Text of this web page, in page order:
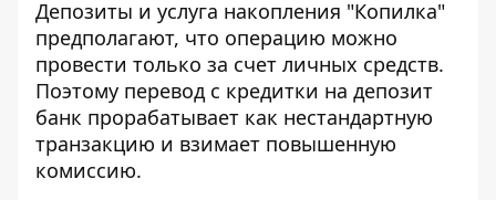
Депозиты и услуга накопления "Копилка"
предполагают, что операцию можно
провести только за счет личных средств.
Поэтому перевод с кредитки на депозит
банк прорабатывает как нестандартную
транзакцию и взимает повышенную
комиссию.